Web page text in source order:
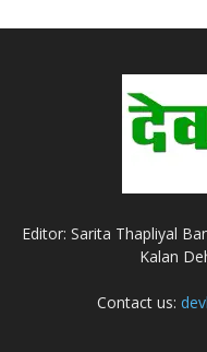
Editor: Sarita Thapliyal
Kalan
Contact us: